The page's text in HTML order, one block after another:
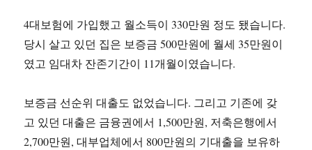
4대보험에 가입했고 월소득이 330만원 정도 됐습니다.
당시 살고 있던 집은 보증금 500만원에 월세 35만원이
였고 임대차 잔존기간이 11개월이였습니다.
보증금 선순위 대출도 없었습니다. 그리고 기존에 갖
고 있던 대출은 금융권에서 1,500만원, 저축은행에서
2,700만원, 대부업체에서 800만원의 기대출을 보유하